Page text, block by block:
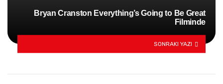
Bryan Cranston Everything’s Going to Be Great
Filminde
SONRAKI YAZI